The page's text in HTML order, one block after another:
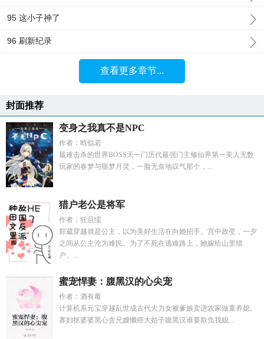
95 这小子神了
96 刷新纪录
查看更多章节...
封面推荐
变身之我真不是NPC
作者：晗似若
最难击杀的世界BOSS天一门历代最强门主修仙界第一美人无数
玩家的春梦与噩梦月灵，一脸无奈地叹气那个，...
猎户老公是将军
作者：狂且懦
郑葳穿越就是公主，以为美好生活在向她招手。宫中政变，一夕
之间从公主沦为难民。为了不死在逃难路上，她嫁给山里猎
户。...
蜜宠悍妻：腹黑汉的心尖宠
作者：酒有毒
计算机系元宝穿越乱世成古代大力女被爹娘卖进农家做童养媳。
寡妇抠婆婆黑心贪兄嫂懒癌大姑子腹黑汉谁要欺负我媳...